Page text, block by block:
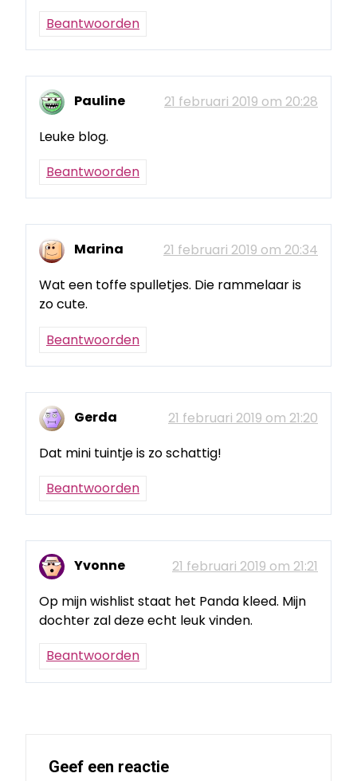
Beantwoorden
Pauline
21 februari 2019 om 20:28
Leuke blog.
Beantwoorden
Marina
21 februari 2019 om 20:34
Wat een toffe spulletjes. Die rammelaar is
zo cute.
Beantwoorden
Gerda
21 februari 2019 om 21:20
Dat mini tuintje is zo schattig!
Beantwoorden
Yvonne
21 februari 2019 om 21:21
Op mijn wishlist staat het Panda kleed. Mijn
dochter zal deze echt leuk vinden.
Beantwoorden
Geef een reactie